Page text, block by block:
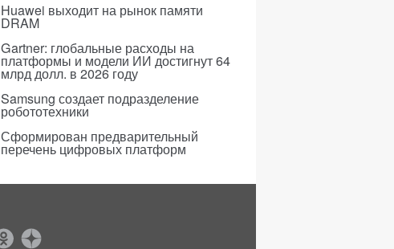
Huawei выходит на рынок памяти
DRAM
Gartner: глобальные расходы на
платформы и модели ИИ достигнут 64
млрд долл. в 2026 году
Samsung создает подразделение
робототехники
Сформирован предварительный
перечень цифровых платформ